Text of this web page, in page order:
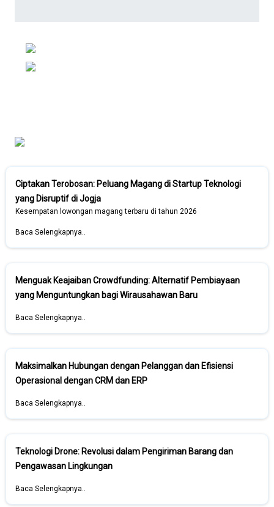
Ciptakan Terobosan: Peluang Magang di Startup Teknologi
yang Disruptif di Jogja
Kesempatan lowongan magang terbaru di tahun 2026
Baca Selengkapnya..
Menguak Keajaiban Crowdfunding: Alternatif Pembiayaan
yang Menguntungkan bagi Wirausahawan Baru
Baca Selengkapnya..
Maksimalkan Hubungan dengan Pelanggan dan Efisiensi
Operasional dengan CRM dan ERP
Baca Selengkapnya..
Teknologi Drone: Revolusi dalam Pengiriman Barang dan
Pengawasan Lingkungan
Baca Selengkapnya..